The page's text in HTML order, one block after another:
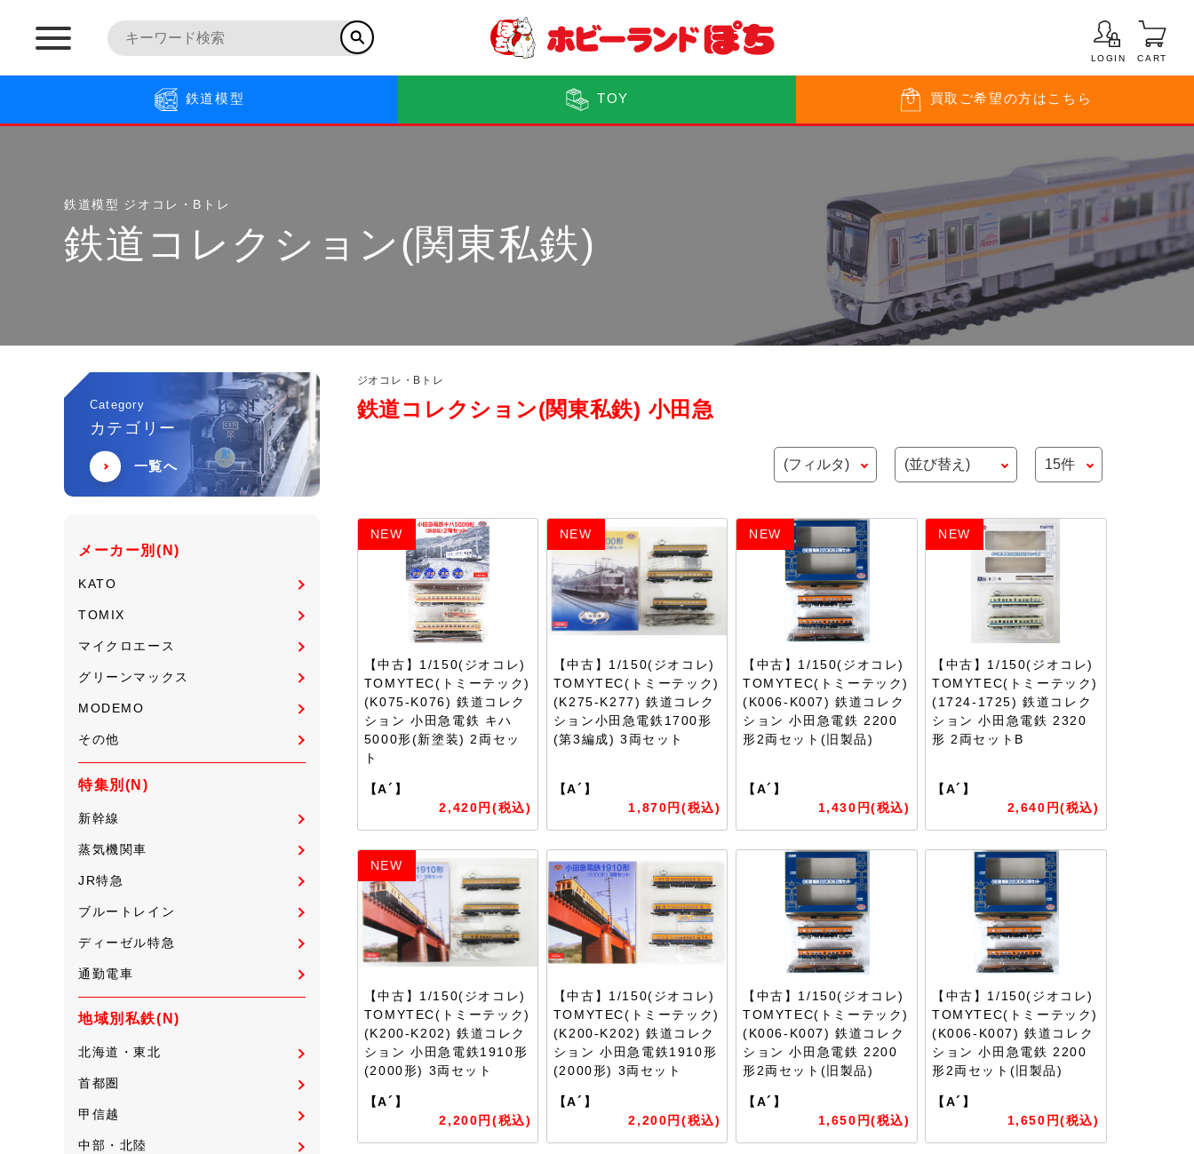
LOGIN CART
鉄道模型 TOY 買取 ご希望の方はこちら
鉄道模型 ジオコレ・Bトレ
鉄道コレクション(関東私鉄)
Category
カテゴリー
一覧へ
メーカー別(N)
KATO
TOMIX
マイクロエース
グリーンマックス
MODEMO
その他
特集別(N)
新幹線
蒸気機関車
JR特急
ブルートレイン
ディーゼル特急
通勤電車
地域別私鉄(N)
北海道・東北
首都圏
甲信越
中部・北陸
ジオコレ・Bトレ
鉄道コレクション(関東私鉄) 小田急
NEW
【中古】1/150(ジオコレ)
TOMYTEC(トミーテック)
(K075-K076) 鉄道コレク
ション 小田急電鉄 キハ
5000形(新塗装) 2両セッ
ト
【A´】
2,420円(税込)
NEW
【中古】1/150(ジオコレ)
TOMYTEC(トミーテック)
(K275-K277) 鉄道コレク
ション小田急電鉄1700形
(第3編成) 3両セット
【A´】
1,870円(税込)
NEW
【中古】1/150(ジオコレ)
TOMYTEC(トミーテック)
(K006-K007) 鉄道コレク
ション 小田急電鉄 2200
形2両セット(旧製品)
【A´】
1,430円(税込)
NEW
【中古】1/150(ジオコレ)
TOMYTEC(トミーテック)
(1724-1725) 鉄道コレク
ション 小田急電鉄 2320
形 2両セットB
【A´】
2,640円(税込)
NEW
【中古】1/150(ジオコレ)
TOMYTEC(トミーテック)
(K200-K202) 鉄道コレク
ション 小田急電鉄1910形
(2000形) 3両セット
【A´】
2,200円(税込)
【中古】1/150(ジオコレ)
TOMYTEC(トミーテック)
(K200-K202) 鉄道コレク
ション 小田急電鉄1910形
(2000形) 3両セット
【A´】
2,200円(税込)
【中古】1/150(ジオコレ)
TOMYTEC(トミーテック)
(K006-K007) 鉄道コレク
ション 小田急電鉄 2200
形2両セット(旧製品)
【A´】
1,650円(税込)
【中古】1/150(ジオコレ)
TOMYTEC(トミーテック)
(K006-K007) 鉄道コレク
ション 小田急電鉄 2200
形2両セット(旧製品)
【A´】
1,650円(税込)